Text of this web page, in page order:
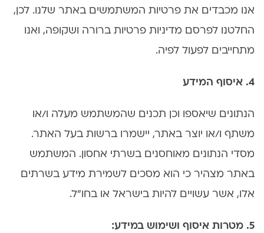
אנו מכבדים את פרטיות המשתמשים באתר שלנו. לכן,
החלטנו לפרסם מדיניות פרטיות ברורה ושקופה, ואנו
מתחייבים לפעול לפיה.
4. איסוף המידע
הנתונים שיאספו וכן תכנים שהמשתמש מעלה ו/או
משתף ו/או יוצר באתר, יישמרו ברשות בעל האתר.
מסדי הנתונים מאוחסנים בשרתי אחסון. המשתמש
באתר מצהיר כי הוא מסכים לשמירת מידע בשרתים
אלו, אשר עשויים להיות בישראל או בחו"ל.
5. מטרות איסוף ושימוש במידע: